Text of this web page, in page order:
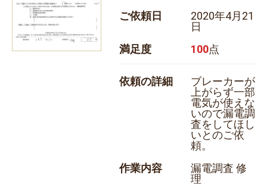
ご依頼日
2020年4月21
日
満足度
100点
依頼の詳細
ブレーカーが
上がらず一部
電気が使えな
いので漏電調
査をしてほし
いとのご依
頼。
作業内容
漏電調査 修
理